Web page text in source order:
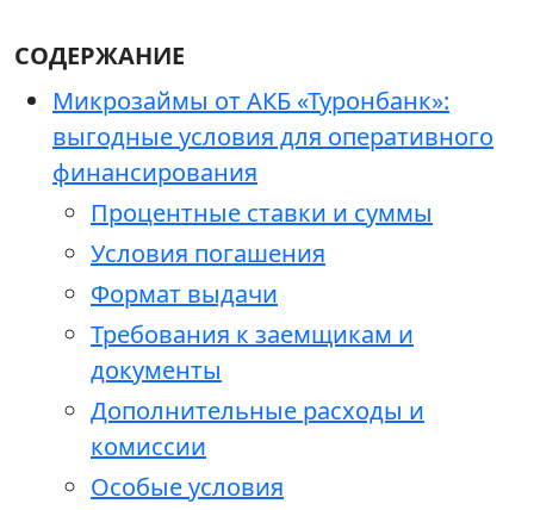
СОДЕРЖАНИЕ
Микрозаймы от АКБ «Туронбанк»:
выгодные условия для оперативного
финансирования
Процентные ставки и суммы
Условия погашения
Формат выдачи
Требования к заемщикам и
документы
Дополнительные расходы и
комиссии
Особые условия